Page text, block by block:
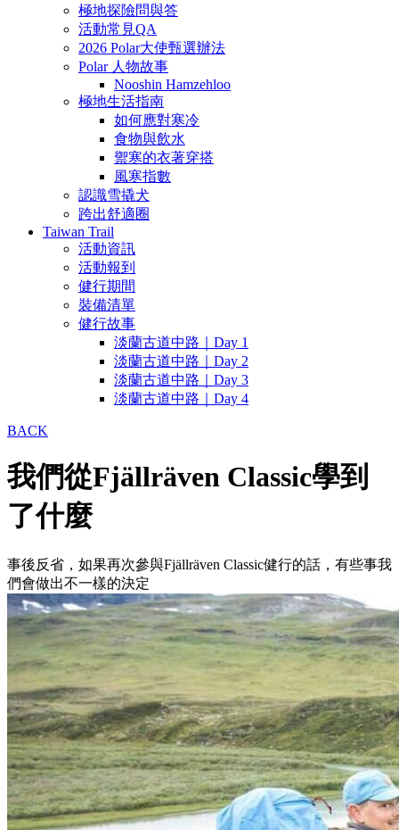
極地探險問與答
活動常見QA
2026 Polar大使甄選辦法
Polar 人物故事
Nooshin Hamzehloo
極地生活指南
如何應對寒冷
食物與飲水
禦寒的衣著穿搭
風寒指數
認識雪撬犬
跨出舒適圈
Taiwan Trail
活動資訊
活動報到
健行期間
裝備清單
健行故事
淡蘭古道中路｜Day 1
淡蘭古道中路｜Day 2
淡蘭古道中路｜Day 3
淡蘭古道中路｜Day 4
BACK
我們從Fjällräven Classic學到
了什麼
事後反省，如果再次參與Fjällräven Classic健行的話，有些事我
們會做出不一樣的決定